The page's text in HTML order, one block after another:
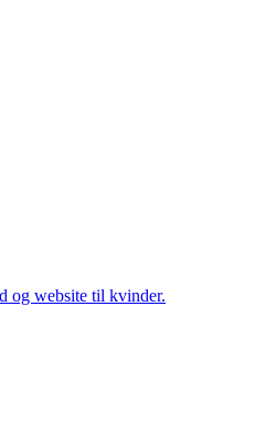
og website til kvinder.